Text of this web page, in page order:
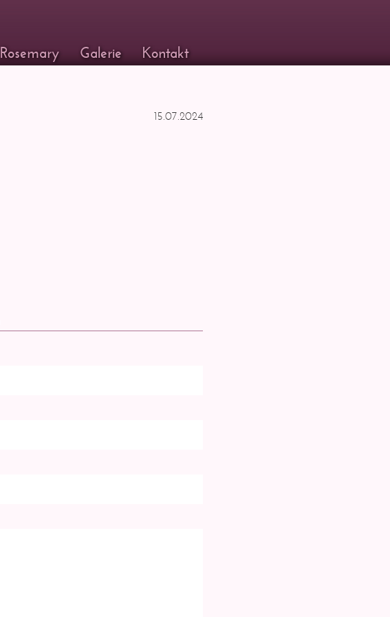
Kontakt
Galerie
Rosemary
15.07.2024